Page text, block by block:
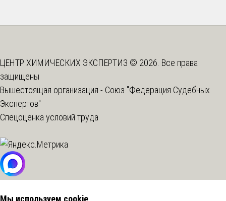
ЦЕНТР ХИМИЧЕСКИХ ЭКСПЕРТИЗ © 2026. Все права
защищены
Вышестоящая организация - Союз "Федерация Судебных
Экспертов"
Спецоценка условий труда
Мы используем cookie